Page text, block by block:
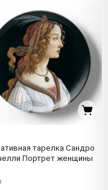
тарелка Сандро
Портрет женщины